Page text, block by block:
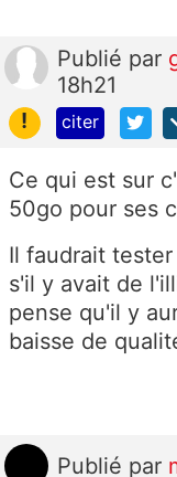
Publié par
18h21
!
citer
Ce qui est sur
50go pour ses
Il faudrait
s'il y avait de
pense qu'il y
baisse de
Publié par